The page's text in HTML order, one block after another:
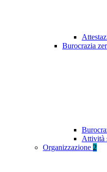
Burocrazia
Attività
Organizzazione 2